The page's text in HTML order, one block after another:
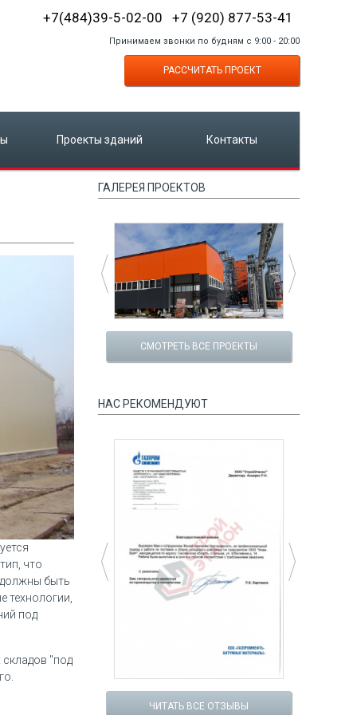
+7(484)39-5-02-00 +7 (920) 877-53-41
Принимаем звонки по будням с 9:00 - 20:00
РАССЧИТАТЬ ПРОЕКТ
Проекты зданий Контакты
что
быть
технологии,
под
складов "под
№4
Спецпредложение №5
Коровник на 100 голов
ГАЛЕРЕЯ ПРОЕКТОВ
СМОТРЕТЬ ВСЕ ПРОЕКТЫ
НАС РЕКОМЕНДУЮТ
ЧИТАТЬ ВСЕ ОТЗЫВЫ